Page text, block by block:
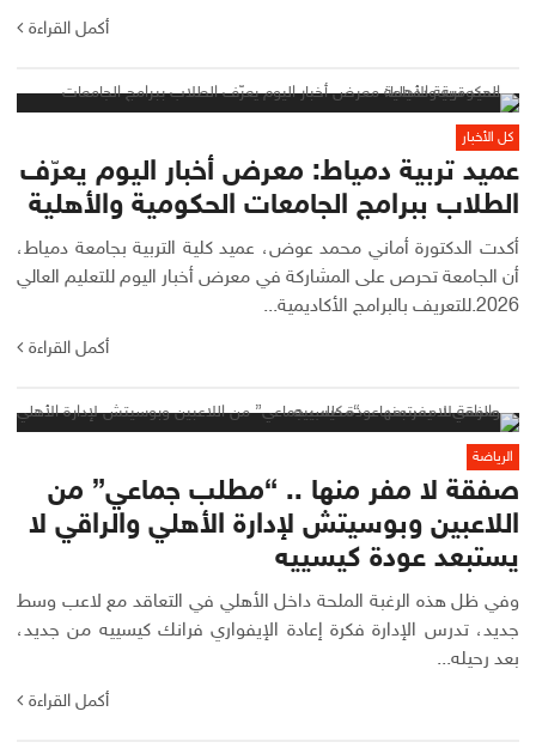
أكمل القراءة
كل الأخبار
عميد تربية دمياط: معرض أخبار اليوم يعرّف
الطلاب ببرامج الجامعات الحكومية والأهلية
أكدت الدكتورة أماني محمد عوض، عميد كلية التربية بجامعة دمياط،
أن الجامعة تحرص على المشاركة في معرض أخبار اليوم للتعليم العالي
2026.للتعريف بالبرامج الأكاديمية...
أكمل القراءة
الرياضة
صفقة لا مفر منها .. “مطلب جماعي” من
اللاعبين وبوسيتش لإدارة الأهلي والراقي لا
يستبعد عودة كيسييه
وفي ظل هذه الرغبة الملحة داخل الأهلي في التعاقد مع لاعب وسط
جديد، تدرس الإدارة فكرة إعادة الإيفواري فرانك كيسييه من جديد،
بعد رحيله...
أكمل القراءة